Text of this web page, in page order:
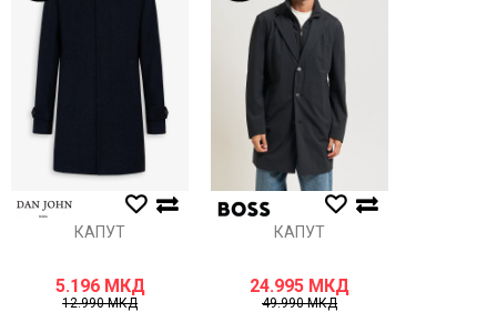
КАПУТ
5.196 МКД
12.990МКД
КАПУТ
24.995 МКД
49.990МКД